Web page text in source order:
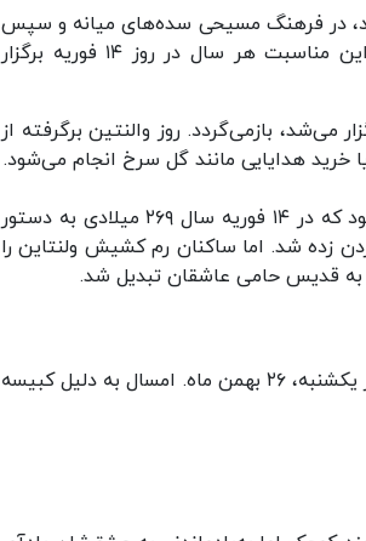
در فرهنگ مسیحی سده‌های میانه و سپس
فرهنگ مدرن غربی روز ابراز عشق است که به صورت سالانه برگزار می‌شود. این مناسبت هر سال در روز ۱۴ فوریه برگزار
بازمی‌گردد. روز والنتین برگرفته از
خرید هدایایی مانند گل سرخ انجام می‌شود.
»، کشیش معبدی در نزدیکی رم یا پیری جد کنونی بود که در ۱۴ فوریه سال ۲۶۹ میلادی به دستور
زده شد. اما ساکنان رم کشیش ولنتاین را
به قدیس حامی عاشقان تبدیل شد.
ولنتاین سال ۱۳۹۹(۲۰۲۱) مصادف با ۱۴ فوریه ۲۰۲۱ است که برابر شده است با روز یکشنبه، ۲۶ بهمن ماه. امسال به دلیل کبیسه